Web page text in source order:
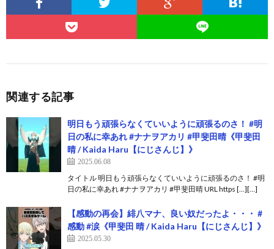
関連する記事
明日もう頑張らなくていいように頑張るのさ！ #明
日の私に幸あれ #ナナヲアカリ #甲斐田晴《甲斐田
晴 / Kaida Haru【にじさんじ】》
2025.06.08
タイトル 明日もう頑張らなくていいように頑張るのさ！ #明
日の私に幸あれ #ナナヲアカリ #甲斐田晴 URL https […][…]
【感動の再会】緋八マナ、良い奴だったよ・・・ #
感動 #涙《甲斐田 晴 / Kaida Haru【にじさんじ】》
2025.05.30